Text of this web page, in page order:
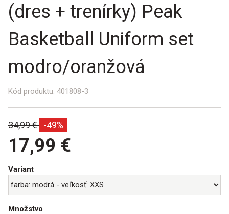
(dres + trenírky) Peak
Basketball Uniform set
modro/oranžová
Kód produktu: 401808-3
Bežná
34,99 € -49%
17,99 €
Variant
Množstvo